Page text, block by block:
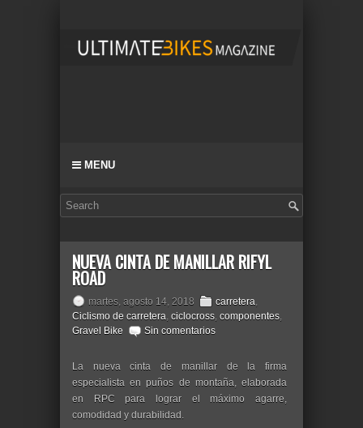
MENU
NUEVA CINTA DE MANILLAR RIFYL
ROAD
martes, agosto 14, 2018 carretera,
Ciclismo de carretera, ciclocross, componentes,
Gravel Bike
Sin comentarios
La nueva cinta de manillar de la firma
especialista en puños de montaña, elaborada
en RPC para lograr el máximo agarre,
comodidad y durabilidad.